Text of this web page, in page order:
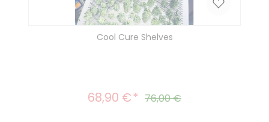
Cool Cure Shelves
Verkaufspreis:
68,90 € Regulärer Preis:
76,00 €